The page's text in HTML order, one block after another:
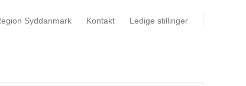
Syddanmark Kontakt Ledige stillinger